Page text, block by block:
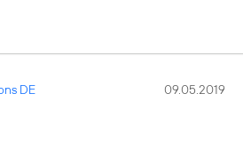
DE 09.05.2019